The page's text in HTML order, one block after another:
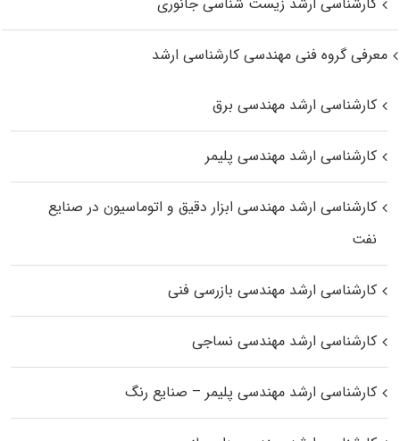
معرفی گروه فنی مهندسی کارشناسی ارشد
کارشناسی ارشد مهندسی برق
کارشناسی ارشد مهندسی پلیمر
کارشناسی ارشد مهندسی ابزار دقیق و اتوماسیون در صنایع
نفت
کارشناسی ارشد مهندسی بازرسی فنی
کارشناسی ارشد مهندسی نساجی
کارشناسی ارشد مهندسی پلیمر – صنایع رنگ